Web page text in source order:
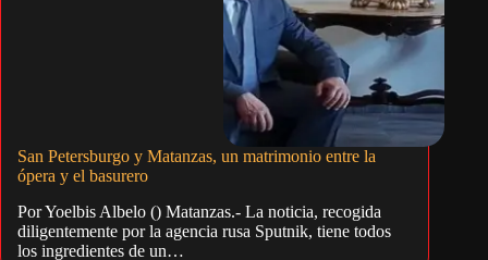
San Petersburgo y Matanzas, un matrimonio entre la
ópera y el basurero
Por Yoelbis Albelo () Matanzas.- La noticia, recogida
diligentemente por la agencia rusa Sputnik, tiene todos
los ingredientes de un…